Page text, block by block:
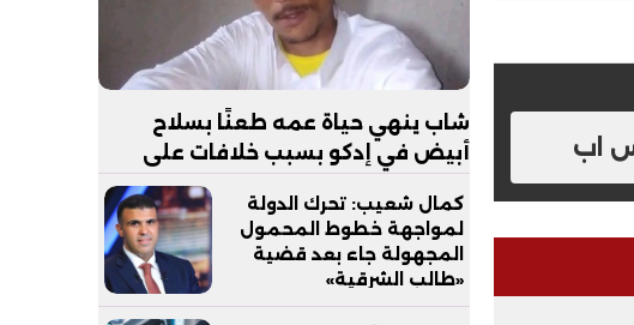
اب
شاب ينهي حياة عمه طعنًا بسلاح
أبيض في إدكو بسبب خلافات على
كمال شعيب: تحرك الدولة
لمواجهة خطوط المحمول
المجهولة جاء بعد قضية
«طالب الشرقية»